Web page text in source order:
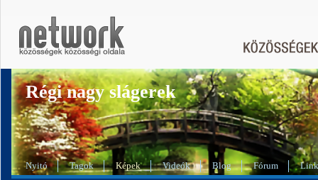
Régi nagy slágerek
Nyitó Tagok Képek Videók Blog Fórum